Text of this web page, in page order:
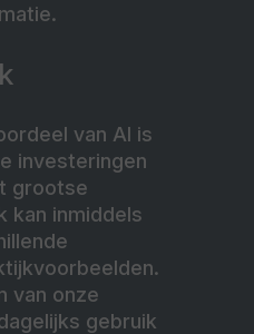
van AI is
investeringen
grootse
kan inmiddels
van onze
gebruik